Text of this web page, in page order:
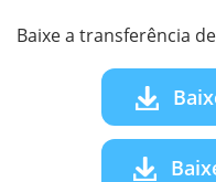
Baixe a transferência